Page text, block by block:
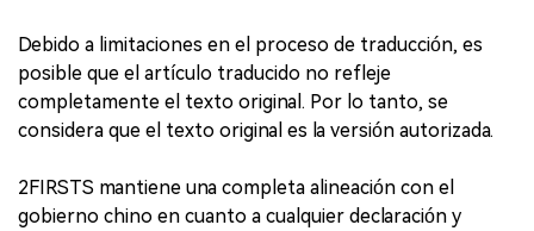
Debido a limitaciones en el proceso de traducción, es
posible que el artículo traducido no refleje
completamente el texto original. Por lo tanto, se
considera que el texto original es la versión autorizada.
2FIRSTS mantiene una completa alineación con el
gobierno chino en cuanto a cualquier declaración y